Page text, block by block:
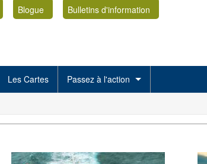
Blogue
Bulletins d'information
Les Cartes Passez à l'action